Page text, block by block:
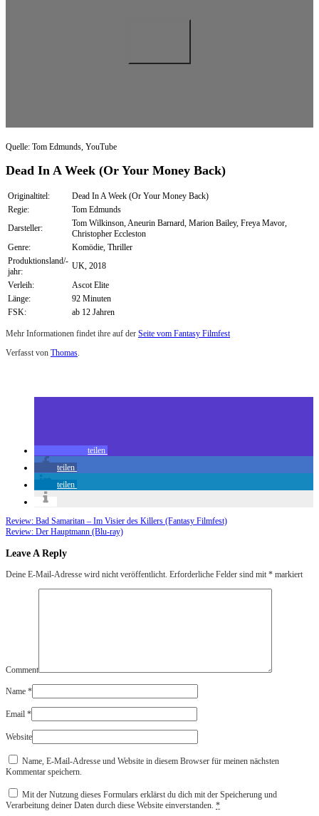
Quelle: Tom Edmunds, YouTube
Dead In A Week (Or Your Money Back)
Originaltitel:
Dead In A Week (Or Your Money Back)
Regie:
Tom Edmunds
Darsteller:
Tom Wilkinson, Aneurin Barnard, Marion Bailey, Freya Mavor,
Christopher Eccleston
Genre:
Komödie, Thriller
Produktionsland/-
jahr:
UK, 2018
Verleih:
Ascot Elite
Länge:
92 Minuten
FSK:
ab 12 Jahren
Mehr Informationen findet ihre auf der Seite vom Fantasy Filmfest
Verfasst von Thomas.
teilen
teilen
teilen
Review: Bad Samaritan – Im Visier des Killers (Fantasy Filmfest)
Review: Der Hauptmann (Blu-ray)
Leave A Reply
Deine E-Mail-Adresse wird nicht veröffentlicht. Erforderliche Felder sind mit * markiert
Comment
Name *
Email *
Website
Name, E-Mail-Adresse und Website in diesem Browser für meinen nächsten
Kommentar speichern.
Mit der Nutzung dieses Formulars erklärst du dich mit der Speicherung und
Verarbeitung deiner Daten durch diese Website einverstanden. *